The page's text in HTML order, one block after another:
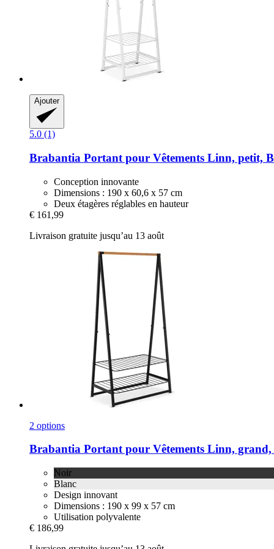
Ajouter
5.0 (1)
Brabantia Portant pour Vêtements Linn, petit,
Conception innovante
Dimensions : 190 x 60,6 x 57 cm
Deux étagères réglables en hauteur
€ 161,99
Livraison gratuite jusqu’au 13 août
2 options
Brabantia Portant pour Vêtements Linn,
Noir
Blanc
Design innovant
Dimensions : 190 x 99 x 57 cm
Utilisation polyvalente
€ 186,99